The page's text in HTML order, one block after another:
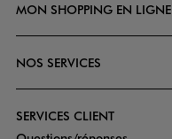
MON SHOPPING EN LIGNE
NOS SERVICES
SERVICES CLIENT